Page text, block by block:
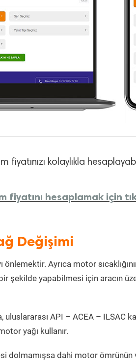
fiyatınızı kolaylıkla
fiyatını hesaplamak için
Değişimi
Ayrıca motor
şekilde yapabilmesi için aracın
uluslararası API – ACEA – ILSAC
yağı kullanır.
dolmamışsa dahi motor